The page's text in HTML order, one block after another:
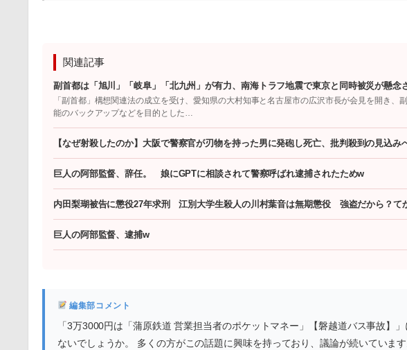
関連記事
副首都は「旭川」「岐阜」「北九州」が有力、南海トラフ地震で東京と同時被災が懸念
「副首都」構想関連法の成立を受け、愛知県の大村知事と名古屋市の広沢市長が会見を開き
能のバックアップなどを目的とした…
【なぜ射殺したのか】大阪で警察官が刃物を持った男に発砲し死亡、批判殺到の見込み
巨人の阿部監督、辞任。 娘にGPTに相談されて警察呼ばれ逮捕されたためw
内田梨瑚被告に懲役27年求刑 江別大学生殺人の川村葉音は無期懲役 強盗だから？て
巨人の阿部監督、逮捕w
編集部コメント
「3万3000円は「蒲原鉄道 営業担当者のポケットマネー」【磐越道バス事故】
ないでしょうか。 多くの方がこの話題に興味を持っており、議論が続いていま